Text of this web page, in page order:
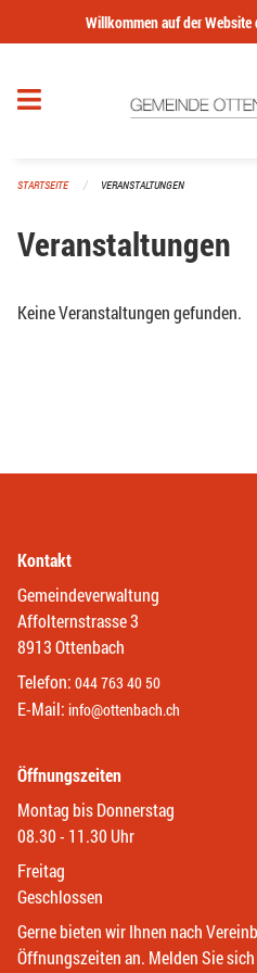
Navigation überspringen
Willkommen auf der Website
STARTSEITE VERANSTALTUNGEN
Veranstaltungen
Keine Veranstaltungen gefunden.
Kontakt
Gemeindeverwaltung
Affolternstrasse 3
8913 Ottenbach
Telefon: 044 763 40 50
E-Mail: info@ottenbach.ch
Öffnungszeiten
Montag bis Donnerstag
08.30 - 11.30 Uhr
Freitag
Geschlossen
Gerne bieten wir Ihnen nach
Öffnungszeiten an. Melden Sie